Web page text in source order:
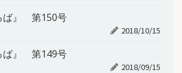
ば』 第150号
2018/10/15
ば』 第149号
2018/09/15